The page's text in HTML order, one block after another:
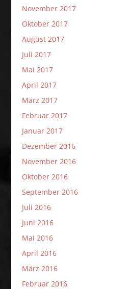
November 2017
Oktober 2017
August 2017
Juli 2017
Mai 2017
April 2017
März 2017
Februar 2017
Januar 2017
Dezember 2016
November 2016
Oktober 2016
September 2016
Juli 2016
Juni 2016
Mai 2016
April 2016
März 2016
Februar 2016